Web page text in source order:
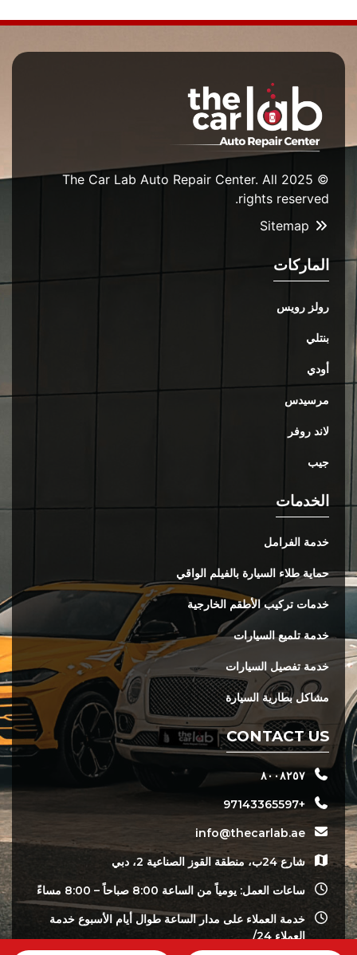
© 2025 The Car Lab Auto Repair Center. All
rights reserved.
الماركات
رولز رويس
بنتلي
أودي
مرسيدس
لاند روفر
جيب
الخدمات
خدمة الفرامل
حماية طلاء السيارة بالفيلم الواقي
خدمات تركيب الأطقم الخارجية
خدمة تلميع السيارات
خدمة تفصيل السيارات
مشاكل بطارية السيارة
CONTACT US
٨٠٠٨٢٥٧
+97143365597
info@thecarlab.ae
شارع 24ب، منطقة القوز الصناعية 2، دبي
ساعات العمل: يومياً من الساعة 8:00 صباحاً – 8:00 مساءً
خدمة العملاء على مدار الساعة طوال أيام الأسبوع خدمة
العملاء 24/